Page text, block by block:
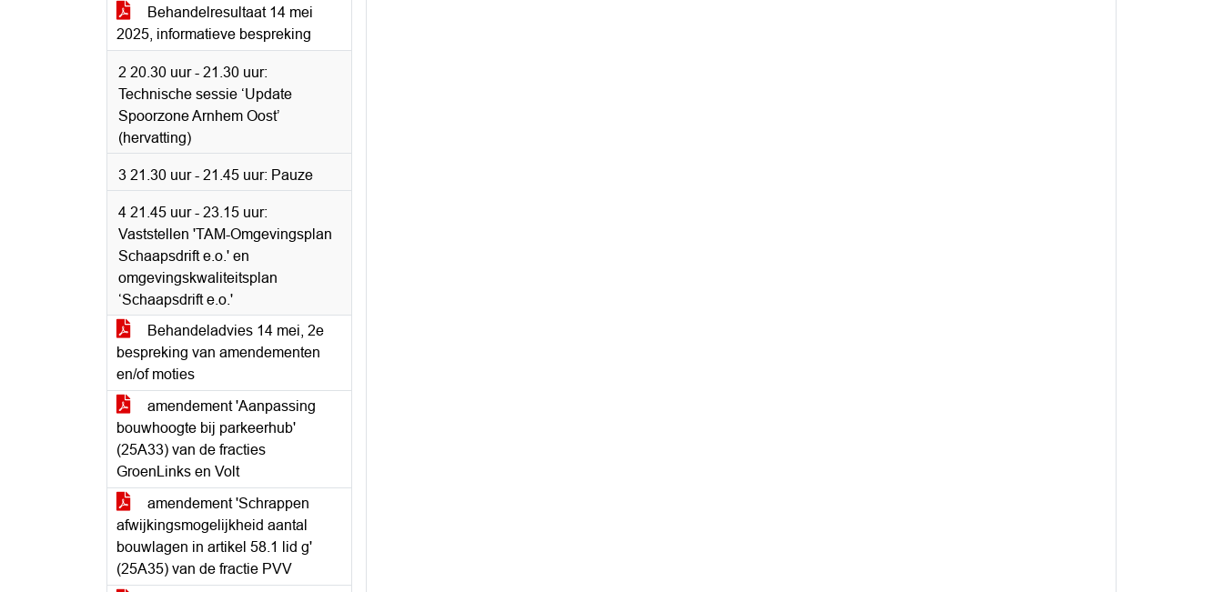
Behandelresultaat 14 mei
2025, informatieve bespreking
2 20.30 uur - 21.30 uur:
Technische sessie ‘Update
Spoorzone Arnhem Oost’
(hervatting)
3 21.30 uur - 21.45 uur: Pauze
4 21.45 uur - 23.15 uur:
Vaststellen 'TAM-Omgevingsplan
Schaapsdrift e.o.' en
omgevingskwaliteitsplan
‘Schaapsdrift e.o.'
Behandeladvies 14 mei, 2e
bespreking van amendementen
en/of moties
amendement 'Aanpassing
bouwhoogte bij parkeerhub'
(25A33) van de fracties
GroenLinks en Volt
amendement 'Schrappen
afwijkingsmogelijkheid aantal
bouwlagen in artikel 58.1 lid g'
(25A35) van de fractie PVV